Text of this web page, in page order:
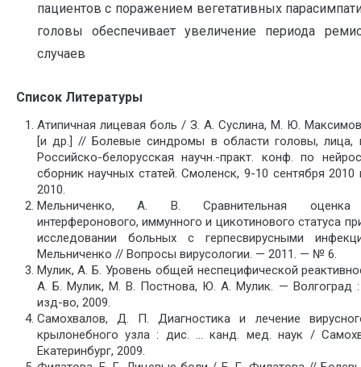
пациентов с поражением вегетативных
головы обеспечивает увеличение периода
случаев
Список Литературы
Атипичная лицевая боль / З. А. Суслина, М. Ю.
[и др.] // Болевые синдромы в области головы, лица,
Российско-белорусская научн.-практ. конф. по
сборник научных статей. Смоленск, 9-10 сентября
2010.
Мельниченко, А. В. Сравнительная оценка
интерферонового, иммунного и цикотинового статуса
исследовании больных с герпесвирусными
Мельниченко // Вопросы вирусологии. — 2011. — № 6.
Мулик, А. Б. Уровень общей неспецифической
А. Б. Мулик, М. В. Постнова, Ю. А. Мулик. — Волгоград :
изд-во, 2009.
Самохвалов, Д. П. Диагностика и лечение
крылонебного узла : дис. … канд. мед. наук /
Екатеринбург, 2009.